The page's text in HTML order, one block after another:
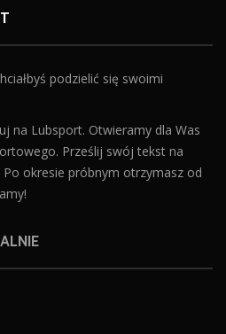
podzielić się swoimi
na Lubsport. Otwieramy dla Was
Prześlij swój tekst na
Po okresie próbnym otrzymasz od